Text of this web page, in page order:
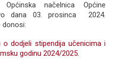
Općinska načelnica Općine
dana 03. prosinca 2024.
donosi:
o dodjeli stipendija učenicima i
godinu 2024/2025.